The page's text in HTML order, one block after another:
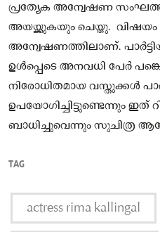
പ്രത്യേക അന്വേഷണ
അയയ്ക്കുകയും ചെയ്തു.
അന്വേഷണത്തിലാണ്.
ഉൾപ്പെടെ അനവധി പേർ
നിരോധിതമായ വസ്തുക്കൾ
ഉപയോഗിച്ചിട്ടുണ്ടെന്നും ഇത്
ബാധിച്ചുവെന്നും സുചിത്ര
TAG
actress rima kallingal